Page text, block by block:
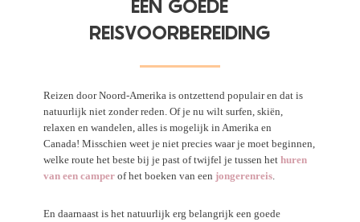
EEN GOEDE
REISVOORBEREIDING
Reizen door Noord-Amerika is ontzettend populair en dat is
natuurlijk niet zonder reden. Of je nu wilt surfen, skiën,
relaxen en wandelen, alles is mogelijk in Amerika en
Canada! Misschien weet je niet precies waar je moet beginnen,
welke route het beste bij je past of twijfel je tussen het huren
van een camper of het boeken van een jongerenreis.
En daarnaast is het natuurlijk erg belangrijk een goede